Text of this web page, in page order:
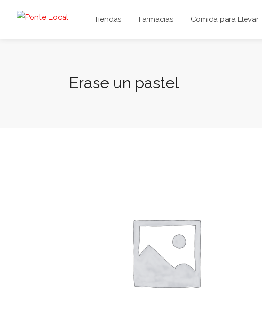
Tiendas Farmacias Comida para Llevar
Erase un pastel